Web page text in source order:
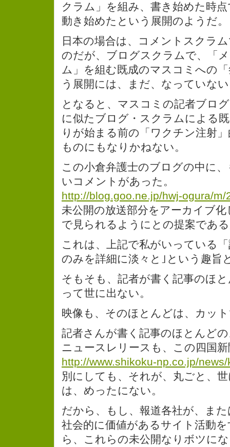
クラム」を組み、書き始めた時
動き始めたという展開のようだ。
日本の場合は、コメントスクラ
のだが、ブログスクラムで、「
ム」を組む既成のマスコミへの
う展開には、まだ、なっていな
となると、マスコミの記者ブロ
に似たブログ・スクラムによる
りが始まる前の「ワクチン注射
ものにもなりかねない。
この小倉弁護士のブログの中に
いコメントがあった。
http://blog.goo.ne.jp/hwj-ogura/m/
未公開の放送部分をアーカイブ
で見られるようにとの提案であ
これは、上記で私がいっている
のみを詳細に淡々と｣という趣旨
そもそも、記者が書く記事のほ
って世に出ない。
映像も、そのほとんどは、カッ
記者さんが書く記事のほとんど
ニュースレリースも、この四国
http://www.shikoku-np.co.jp/
別にしても、それが、丸ごと、
は、めったにない。
だから、もし、報道各社が、ま
社会的に価値があるサイト活動
ら、これらの未公開なりボツに